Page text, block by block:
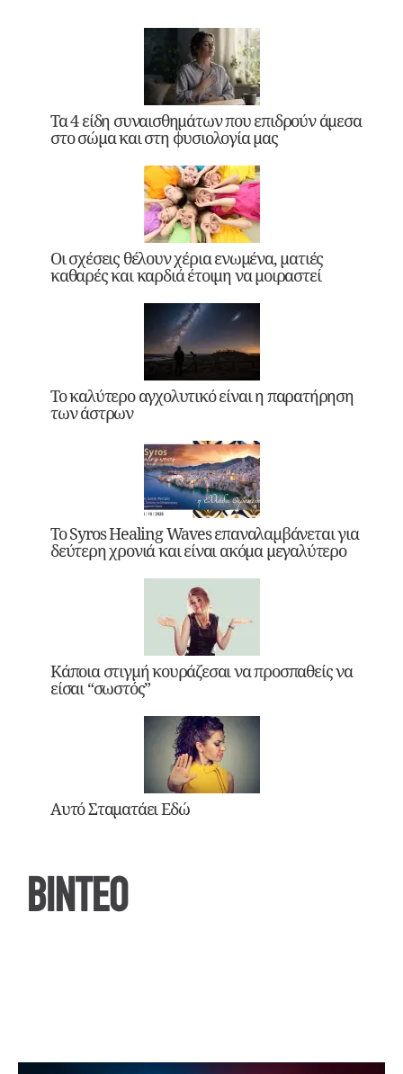
Τα 4 είδη συναισθημάτων που επιδρούν άμεσα
στο σώμα και στη φυσιολογία μας
Οι σχέσεις θέλουν χέρια ενωμένα, ματιές
καθαρές και καρδιά έτοιμη να μοιραστεί
Το καλύτερο αγχολυτικό είναι η παρατήρηση
των άστρων
Το Syros Healing Waves επαναλαμβάνεται για
δεύτερη χρονιά και είναι ακόμα μεγαλύτερο
Κάποια στιγμή κουράζεσαι να προσπαθείς να
είσαι “σωστός”
Αυτό Σταματάει Εδώ
ΒΙΝΤΕΟ